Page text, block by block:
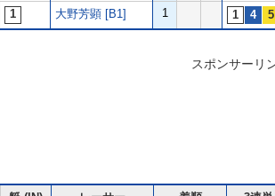
大野芳顕 [B1] 1
スポンサーリ